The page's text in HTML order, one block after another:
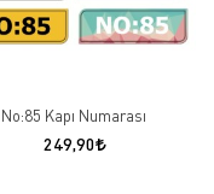
No:85 Kapı Numarası
249,90